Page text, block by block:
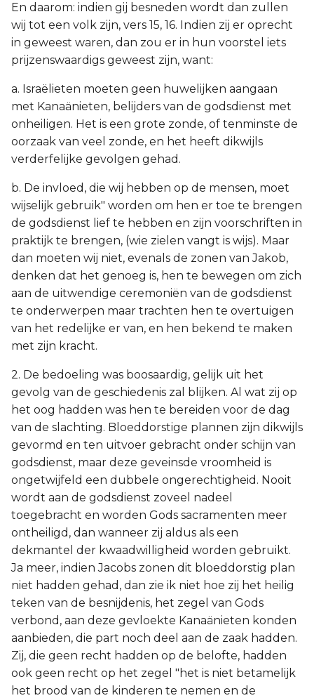
En daarom: indien gij besneden wordt dan zullen
wij tot een volk zijn, vers 15, 16. Indien zij er oprecht
in geweest waren, dan zou er in hun voorstel iets
prijzenswaardigs geweest zijn, want:
a. Israëlieten moeten geen huwelijken aangaan
met Kanaänieten, belijders van de godsdienst met
onheiligen. Het is een grote zonde, of tenminste de
oorzaak van veel zonde, en het heeft dikwijls
verderfelijke gevolgen gehad.
b. De invloed, die wij hebben op de mensen, moet
wijselijk gebruik" worden om hen er toe te brengen
de godsdienst lief te hebben en zijn voorschriften in
praktijk te brengen, (wie zielen vangt is wijs). Maar
dan moeten wij niet, evenals de zonen van Jakob,
denken dat het genoeg is, hen te bewegen om zich
aan de uitwendige ceremoniën van de godsdienst
te onderwerpen maar trachten hen te overtuigen
van het redelijke er van, en hen bekend te maken
met zijn kracht.
2. De bedoeling was boosaardig, gelijk uit het
gevolg van de geschiedenis zal blijken. Al wat zij op
het oog hadden was hen te bereiden voor de dag
van de slachting. Bloeddorstige plannen zijn dikwijls
gevormd en ten uitvoer gebracht onder schijn van
godsdienst, maar deze geveinsde vroomheid is
ongetwijfeld een dubbele ongerechtigheid. Nooit
wordt aan de godsdienst zoveel nadeel
toegebracht en worden Gods sacramenten meer
ontheiligd, dan wanneer zij aldus als een
dekmantel der kwaadwilligheid worden gebruikt.
Ja meer, indien Jacobs zonen dit bloeddorstig plan
niet hadden gehad, dan zie ik niet hoe zij het heilig
teken van de besnijdenis, het zegel van Gods
verbond, aan deze gevloekte Kanaänieten konden
aanbieden, die part noch deel aan de zaak hadden.
Zij, die geen recht hadden op de belofte, hadden
ook geen recht op het zegel "het is niet betamelijk
het brood van de kinderen te nemen en de